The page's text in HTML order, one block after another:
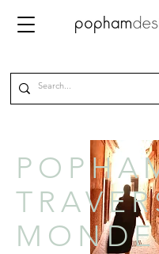
MONDE